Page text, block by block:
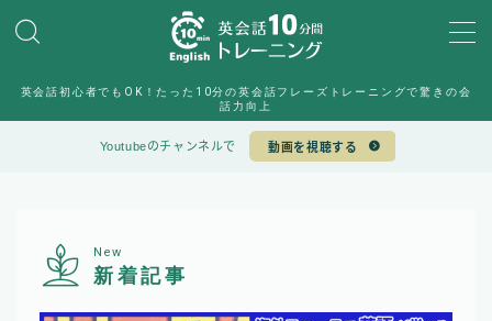
英会話初心者でもOK！たった10分の英会話フレーズトレーニングで驚きの会
話力向上
10min English運営チーム
Sample Page
デモプリセット記事 #6
利用規約／特定商取引法に基づく表記
有料記事の決済完了ページ
特定商取引法に基づく表記
Youtubeのチャンネルで 動画を視聴する
New
新着記事